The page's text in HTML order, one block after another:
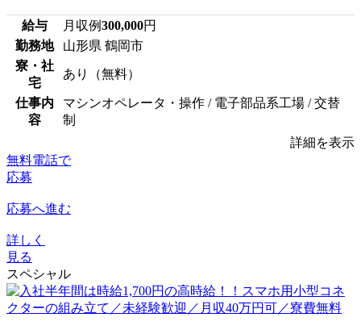
給与 月収例300,000円
勤務地
山形県 鶴岡市
寮・社
宅
あり（無料）
仕事内
容
マシンオペレータ・操作 / 電子部品系工場 / 交替
制
詳細を表示
無料電話で
応募
応募へ進む
詳しく
見る
スペシャル